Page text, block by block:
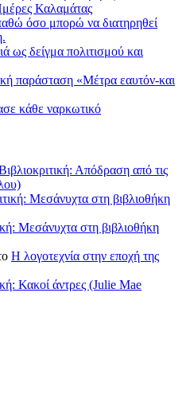
Καλαμάτας
όσο μπορώ να διατηρηθεί
ως δείγμα πολιτισμού και
παράσταση «Μέτρα εαυτόν-και
κάθε ναρκωτικό
Απόδραση από τις
Μεσάνυχτα στη βιβλιοθήκη
Μεσάνυχτα στη βιβλιοθήκη
Η λογοτεχνία στην εποχή της
Κακοί άντρες (Julie Mae